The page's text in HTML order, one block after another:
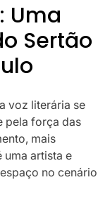
Uma
Sertão
voz literária se
pela força das
mais
uma artista e
no cenário